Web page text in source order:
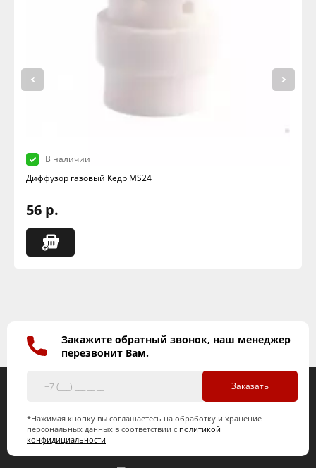
В наличии
Диффузор газовый Кедр MS24
56 р.
Закажите обратный звонок, наш менеджер
перезвонит Вам.
Заказать
*Нажимая кнопку вы соглашаетесь на обработку и хранение
персональных данных в соответствии с политикой
конфидициальности